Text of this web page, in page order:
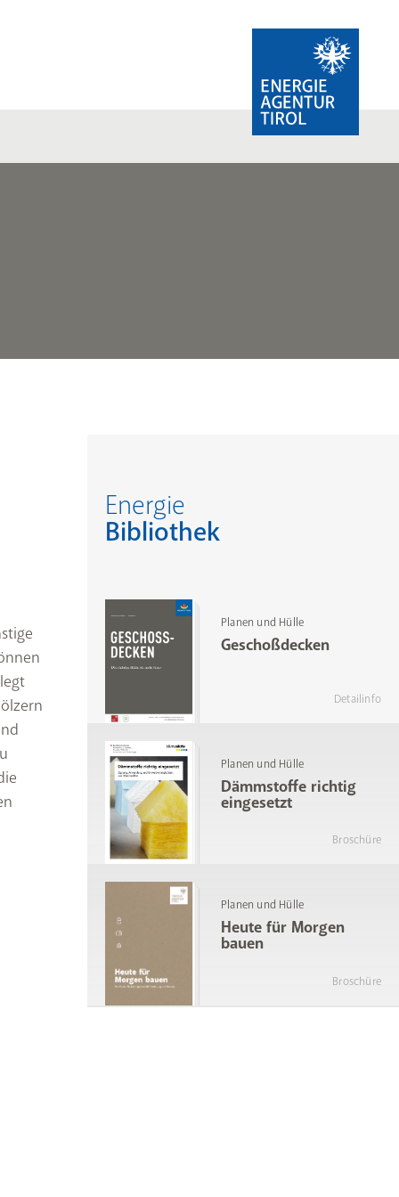
Energie
Bibliothek
Geschoßdecken
Planen und Hülle
Detailinfo
Dämmstoffe richtig
eingesetzt
Planen und Hülle
Broschüre
Heute für Morgen
bauen
Planen und Hülle
Broschüre